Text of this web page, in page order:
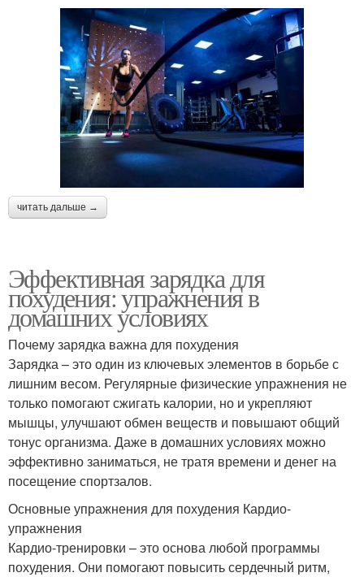
читать дальше →
Эффективная зарядка для
похудения: упражнения в
домашних условиях
Почему зарядка важна для похудения
Зарядка – это один из ключевых элементов в борьбе с
лишним весом. Регулярные физические упражнения не
только помогают сжигать калории, но и укрепляют
мышцы, улучшают обмен веществ и повышают общий
тонус организма. Даже в домашних условиях можно
эффективно заниматься, не тратя времени и денег на
посещение спортзалов.
Основные упражнения для похудения Кардио-
упражнения
Кардио-тренировки – это основа любой программы
похудения. Они помогают повысить сердечный ритм,